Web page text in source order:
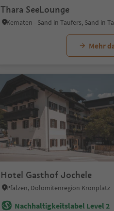
Thara SeeLounge
Mehr
Hotel Gasthof Jochele
Pfalzen, Dolomitenregion Kronplatz
Nachhaltigkeitslabel Level 2